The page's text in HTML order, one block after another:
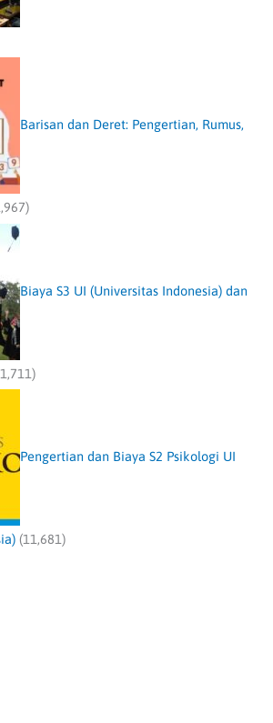
Barisan dan Deret: Pengertian, Rumus,
Biaya S3 UI (Universitas Indonesia) dan
Pengertian dan Biaya S2 Psikologi UI
(11,681)